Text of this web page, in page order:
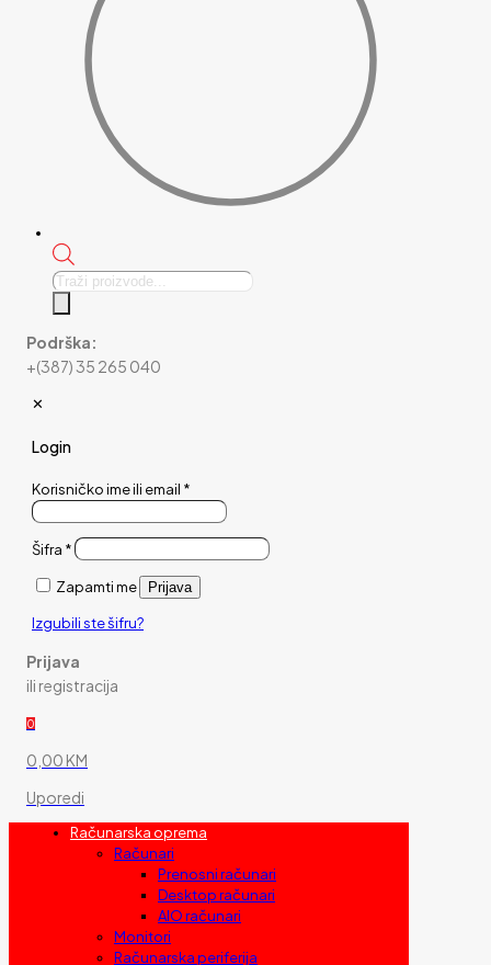
Products
Podrška:
+(387) 35 265 040
✕
Login
Korisničko ime ili email *
Šifra *
Zapamti me Prijava
Izgubili ste šifru?
Prijava
ili registracija
0
0,00 KM
Uporedi
Računarska oprema
Računari
Prenosni računari
Desktop računari
AIO računari
Monitori
Računarska periferija